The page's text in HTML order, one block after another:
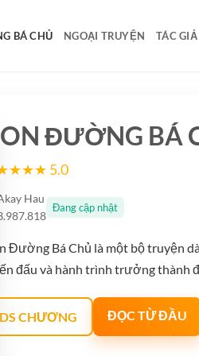
BÁ CHỦ NGOẠI TRUYỆN TÁC GIẢ
ĐƯỜNG BÁ
5.0
Hau
Đang cập nhật
Đường Bá Chủ là một bộ truyện
đấu và hành trình trưởng thành
DS CHƯƠNG ĐỌC TỪ ĐẦU